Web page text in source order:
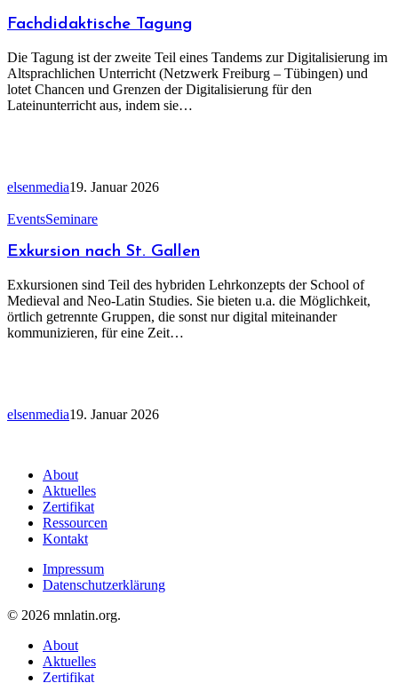
Fachdidaktische Tagung
Die Tagung ist der zweite Teil eines Tandems zur Digitalisierung im
Altsprachlichen Unterricht (Netzwerk Freiburg – Tübingen) und
lotet Chancen und Grenzen der Digitalisierung für den
Lateinunterricht aus, indem sie…
elsenmedia19. Januar 2026
EventsSeminare
Exkursion nach St. Gallen
Exkursionen sind Teil des hybriden Lehrkonzepts der School of
Medieval and Neo-Latin Studies. Sie bieten u.a. die Möglichkeit,
örtlich getrennte Gruppen, die sonst nur digital miteinander
kommunizieren, für eine Zeit…
elsenmedia19. Januar 2026
About
Aktuelles
Zertifikat
Ressourcen
Kontakt
Impressum
Datenschutzerklärung
© 2026 mnlatin.org.
Close
Menu
About
Aktuelles
Zertifikat